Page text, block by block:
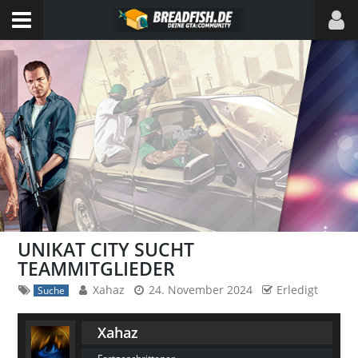
UNIKAT CITY SUCHT
TEAMMITGLIEDER
Suche Xahaz 24. November 2024 Erledigt
Xahaz